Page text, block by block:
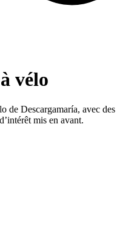
vélo
de Descargamaría, avec des
mis en avant.